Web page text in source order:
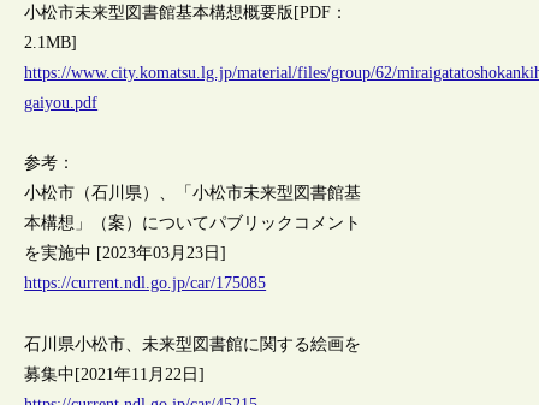
小松市未来型図書館基本構想概要版[PDF：
2.1MB]
https://www.city.komatsu.lg.jp/material/files/group/62/
gaiyou.pdf
参考：
小松市（石川県）、「小松市未来型図書館基
本構想」（案）についてパブリックコメント
を実施中 [2023年03月23日]
https://current.ndl.go.jp/car/175085
石川県小松市、未来型図書館に関する絵画を
募集中[2021年11月22日]